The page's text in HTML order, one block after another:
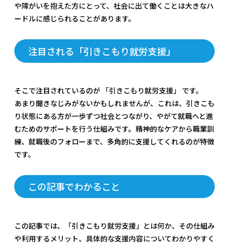
や障がいを抱えた方にとって、社会に出て働くことは大きなハ
ードルに感じられることがあります。
注目される「引きこもり就労支援」
そこで注目されているのが 「引きこもり就労支援」 です。
あまり聞きなじみがないかもしれませんが、これは、引きこも
り状態にある方が一歩ずつ社会とつながり、やがて就職へと進
むためのサポートを行う仕組みです。精神的なケアから職業訓
練、就職後のフォローまで、多角的に支援してくれるのが特徴
です。
この記事でわかること
この記事では、「引きこもり就労支援」とは何か、その仕組み
や利用するメリット、具体的な支援内容についてわかりやすく